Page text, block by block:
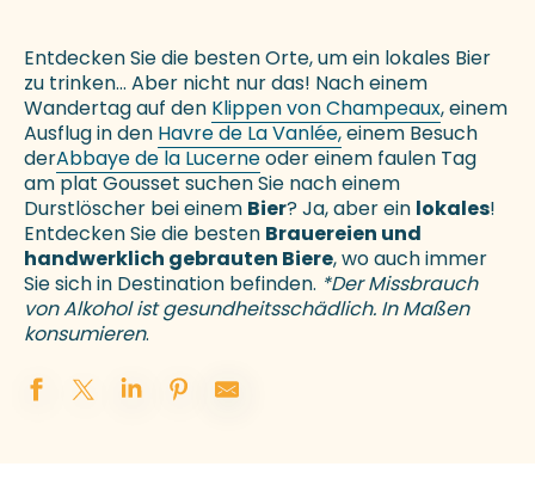
Entdecken Sie die besten Orte, um ein lokales Bier
zu trinken… Aber nicht nur das! Nach einem
Wandertag auf den Klippen von Champeaux, einem
Ausflug in den Havre de La Vanlée,einem Besuch
derAbbaye de la Lucerneoder einem faulen Tag
am plat Gousset suchen Sie nach einem
Durstlöscher bei einem Bier? Ja, aber ein lokales!
Entdecken Sie die besten Brauereien und
handwerklich gebrauten Biere, wo auch immer
Sie sich in Destination befinden. *Der Missbrauch
von Alkohol ist gesundheitsschädlich. In Maßen
konsumieren.